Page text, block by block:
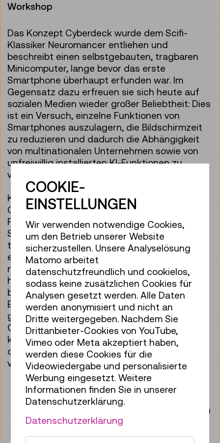
Workshop
Das Konzept Cyberdeck wurde dem Scifi-
Klassiker Neuromancer entliehen und
beschreibt einen selbstgebauten, tragbaren
Minicomputer, lange bevor das erste
Smartphone überhaupt erfunden war. Im
Gegensatz dazu erfreuen sie sich heute auf
sozialen Medien wieder großer Beliebtheit: Dies
ist ein Versuch, einzelne Funktionen von
Smartphones auszulagern, die Bildschirmzeit
zu reduzieren und dadurch die Abhängigkeit
von multinationalen Unternehmen sowie von
unfreiwillig installierten KI-Funktionen zu
verringern.
Kommt mit euren eigenen Ideen für ein
Cyberdeck oder mit bereits angefangenen
Projekten und nutzt das Internet, das
Schwarmwissen und die Ausstattung des
techLABs, um dem Traum eines ersten kleinen
elektronischen Projekts einen Schritt
näherzukommen. Wenn ihr schon eine Idee
habt, besorgt euch die Komponenten und
bringt sie zum ersten Termin mit. Wenn die
Elektronik schon funktioniert, lasst uns
gemeinsam löten, programmieren oder ein
Case für den 3D-Druck designen. Wer noch
keine Idee hat, kann sich inspirieren lassen
oder einfach mal mit Elektronik tinkern. Kommt
vorbei!
Die Veranstaltung dauert von 10:30 bis ca.
12:30 Uhr und findet im
Begrenzte Anzahl an Teilnehmer:innen nach
räumlicher Kapazität.
Keine Anmeldung erforderlich!
COOKIE-
EINSTELLUNGEN
Wir verwenden notwendige Cookies,
um den Betrieb unserer Website
sicherzustellen. Unsere Analyselösung
Matomo arbeitet
datenschutzfreundlich und cookielos,
sodass keine zusätzlichen Cookies für
Analysen gesetzt werden. Alle Daten
werden anonymisiert und nicht an
Dritte weitergegeben. Nachdem Sie
Drittanbieter-Cookies von YouTube,
Vimeo oder Meta akzeptiert haben,
werden diese Cookies für die
Videowiedergabe und personalisierte
Werbung eingesetzt. Weitere
Informationen finden Sie in unserer
Datenschutzerklärung.
Datenschutzerklärung